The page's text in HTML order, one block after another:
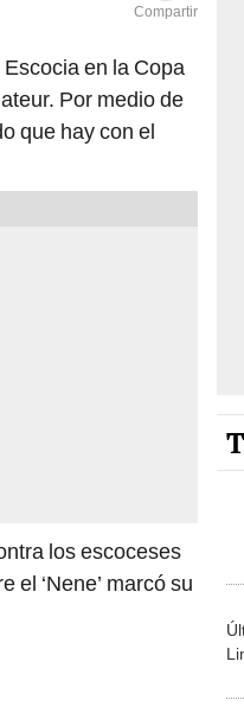
Compartir
Escocia en la Copa
Por medio de
que hay con el
los escoceses
el ‘Nene’ marcó su